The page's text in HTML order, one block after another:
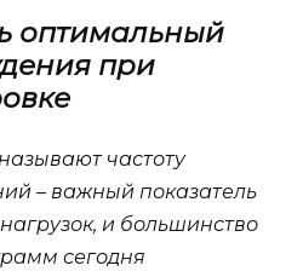
оптимальный
при
частоту
– важный показатель
и большинство
сегодня